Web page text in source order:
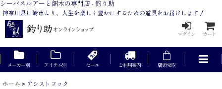
シーバスルアーと餌木の専門店 - 釣り助
神奈川県川崎市より、人生を楽しく豊かにするための道具をお届けします！
ログイン カート
メーカー別 アイテム別 セール ご利用案内 店頭受取
ホーム > アシストフック